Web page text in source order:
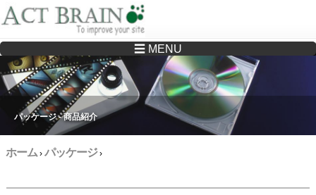
Drupalサイトの制作・保守をどこに頼んでいいか分からない方へ…まずはご相談く
ださい
☰ MENU
パッケージ - 商品紹介
ホーム› パッケージ›